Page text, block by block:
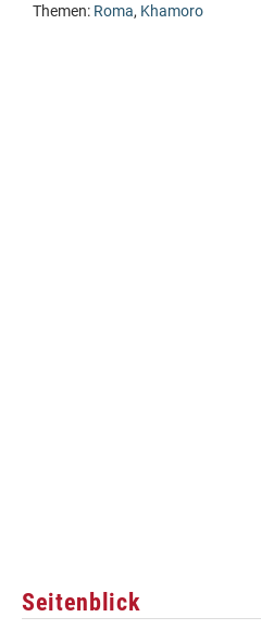
Themen: Roma, Khamoro
Seitenblick